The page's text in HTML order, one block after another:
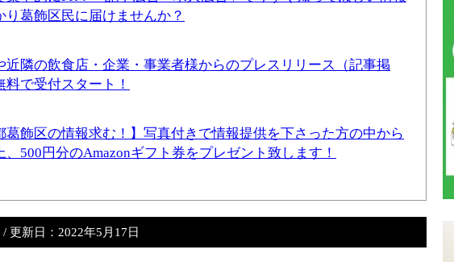
り葛飾区民に届けませんか？
近隣の飲食店・企業・事業者様からのプレスリリース（記事掲
料で受付スタート！
葛飾区の情報求む！】写真付きで情報提供を下さった方の中から
、500円分のAmazonギフト券をプレゼント致します！
/ 更新日： 2022年5月17日